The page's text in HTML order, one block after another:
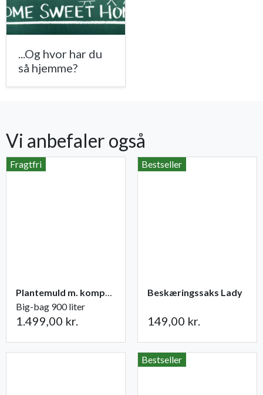
...Og hvor har du
så hjemme?
Vi anbefaler også
Fragtfri
Plantemuld m. kompost fra Champost
Big-bag 900 liter
1.499,00 kr.
Bestseller
Beskæringssaks Lady
149,00 kr.
Bestseller